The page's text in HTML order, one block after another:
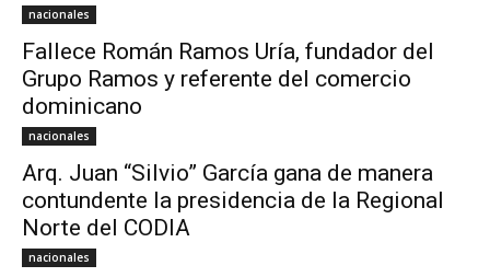
nacionales
Fallece Román Ramos Uría, fundador del
Grupo Ramos y referente del comercio
dominicano
nacionales
Arq. Juan “Silvio” García gana de manera
contundente la presidencia de la Regional
Norte del CODIA
nacionales